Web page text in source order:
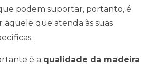
podem suportar, portanto, é
aquele que atenda às suas
é a qualidade da madeira